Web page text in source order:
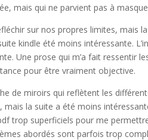
mais qui ne parvient pas à
sur nos propres limites, mais
kindle été moins intéressante.
Une prose qui m’a fait ressentir
pour être vraiment objective.
de miroirs qui reflètent les
la suite a été moins
trop superficiels pour me
abordés sont parfois trop